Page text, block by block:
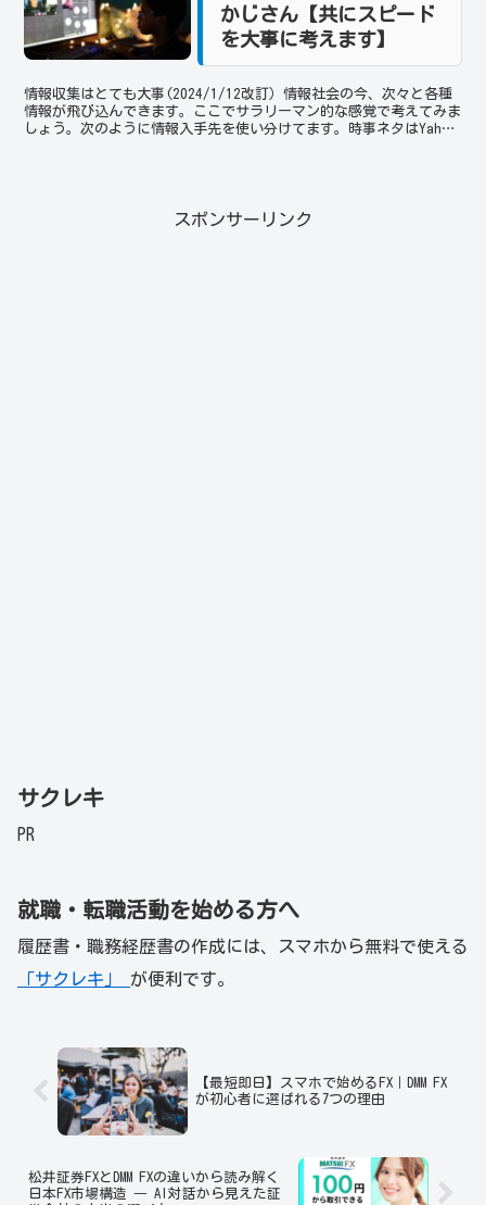
かじさん【共にスピード
を大事に考えます】
情報収集はとても大事(2024/1/12改訂）情報社会の今、次々と各種
情報が飛び込んできます。ここでサラリーマン的な感覚で考えてみま
しょう。次のように情報入手先を使い分けてます。時事ネタはYahoo
スポンサーリンク
サクレキ
PR
就職・転職活動を始める方へ
履歴書・職務経歴書の作成には、スマホから無料で使える
「サクレキ」 が便利です。
【最短即日】スマホで始めるFX｜DMM FX
が初心者に選ばれる7つの理由
松井証券FXとDMM FXの違いから読み解く
日本FX市場構造 ― AI対話から見えた証